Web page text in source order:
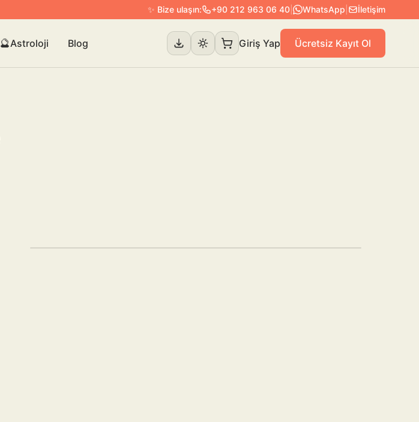
✨ Bize ulaşın: +90 212 963 06 40 WhatsApp İletişim
🔮Astroloji Blog Giriş Yap Ücretsiz Kayıt Ol